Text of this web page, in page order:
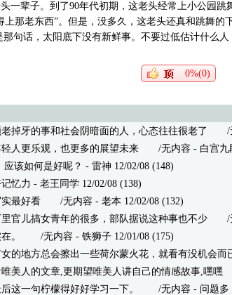
一辈子。到了90年代初期，这老头经常上小公园
上那老东西”。但是，没多久，这老头还真和跳舞的
句话，太阳底下没有新鲜事。不要过低估计什么人
0%(0)
掉牙的事和社会阴暗面的人，心态往往很老了 /无
人更乐观，也更多的展望未来/无内容 - 白宫九段
应该如何是好呢？ - 雷神 12/02/08 (148)
忆力 - 老王同学 12/02/08 (138)
最好看/无内容 - 老本 12/02/08 (132)
官儿搞女青年的很多，部队据说这种事也不少/无
。
/无内容 - 铁狮子 12/01/08 (175)
的地方总会擦出一些荷尔蒙火花，就看有没机会而
美人的文章,更期望唯美人讲自己的情感故事,嘿嘿/
这一句柠檬得好好学习一下。
/无内容 - 问题多